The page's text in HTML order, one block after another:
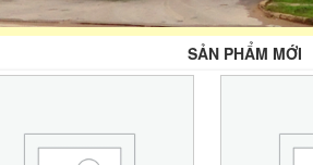
SẢN PHẨM MỚI